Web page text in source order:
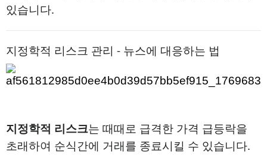
있습니다.
지정학적 리스크 관리 - 뉴스에 대응하는 법
지정학적 리스크는 때때로 급격한 가격 급등락을
초래하여 순식간에 거래를 종료시킬 수 있습니다.